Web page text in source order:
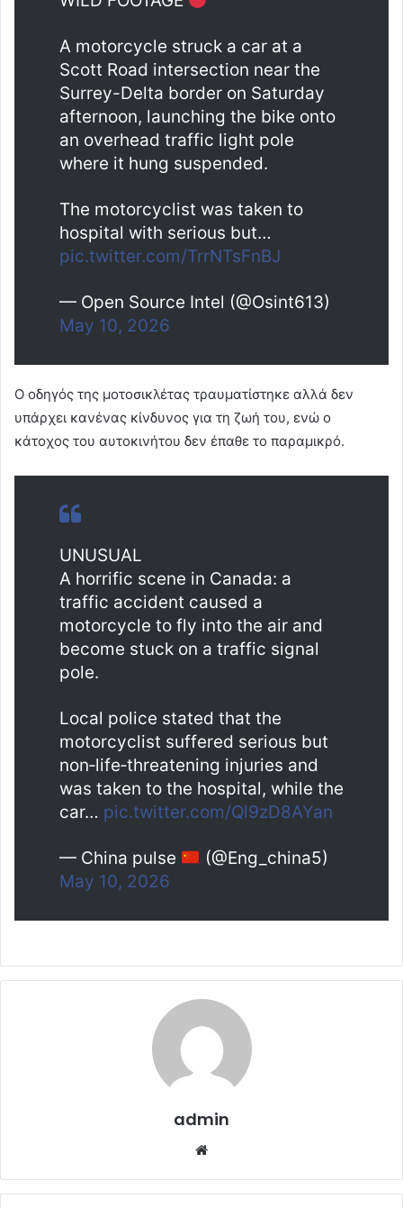
A motorcycle struck a car at a
Scott Road intersection near the
Surrey-Delta border on Saturday
afternoon, launching the bike onto
an overhead traffic light pole
where it hung suspended.
The motorcyclist was taken to
hospital with serious but…
pic.twitter.com/TrrNTsFnBJ
— Open Source Intel (@Osint613)
May 10, 2026
Ο οδηγός της μοτοσικλέτας τραυματίστηκε αλλά δεν
υπάρχει κανένας κίνδυνος για τη ζωή του, ενώ ο
κάτοχος του αυτοκινήτου δεν έπαθε το παραμικρό.
UNUSUAL
A horrific scene in Canada: a
traffic accident caused a
motorcycle to fly into the air and
become stuck on a traffic signal
pole.
Local police stated that the
motorcyclist suffered serious but
non‑life‑threatening injuries and
was taken to the hospital, while the
car… pic.twitter.com/Ql9zD8AYan
— China pulse
(@Eng_china5)
May 10, 2026
admin